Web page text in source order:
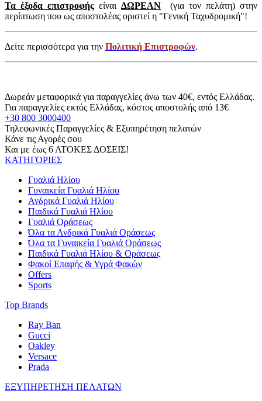
Τα έξοδα επιστροφής είναι ΔΩΡΕΑΝ (για τον πελάτη) στην
περίπτωση που ως αποστολέας οριστεί η "Γενική Ταχυδρομική"!
Δείτε περισσότερα για την Πολιτική Επιστροφών.
Δωρεάν μεταφορικά για παραγγελίες άνω των 40€, εντός Ελλάδας.
Για παραγγελίες εκτός Ελλάδας, κόστος αποστολής από 13€
+30 800 3000400
Τηλεφωνικές Παραγγελίες & Εξυπηρέτηση πελατών
Κάνε τις Αγορές σου
Και με έως 6 ΑΤΟΚΕΣ ΔΟΣΕΙΣ!
ΚΑΤΗΓΟΡΙΕΣ
Γυαλιά Ηλίου
Γυναικεία Γυαλιά Ηλίου
Ανδρικά Γυαλιά Ηλίου
Παιδικά Γυαλιά Ηλίου
Γυαλιά Οράσεως
Όλα τα Ανδρικά Γυαλιά Οράσεως
Όλα τα Γυναικεία Γυαλιά Οράσεως
Παιδικά Γυαλιά Ηλίου & Οράσεως
Φακοί Επαφής & Υγρά Φακών
Offers
Sports
Top Brands
Ray Ban
Gucci
Oakley
Versace
Prada
ΕΞΥΠΗΡΕΤΗΣΗ ΠΕΛΑΤΩΝ